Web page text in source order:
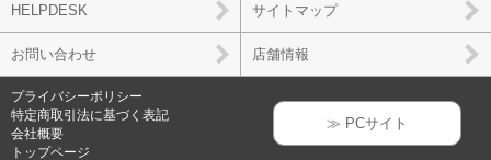
HELPDESK サイトマップ
お問い合わせ 店舗情報
プライバシーポリシー
特定商取引法に基づく表記
会社概要
トップページ
≫ PCサイト